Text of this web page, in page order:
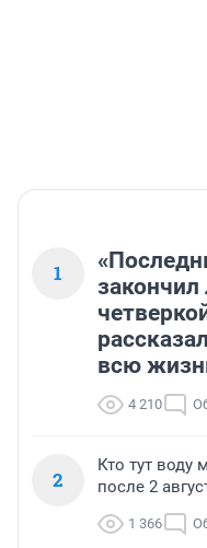
1
всю
4 210
2
Кто тут воду
после 2
1 366